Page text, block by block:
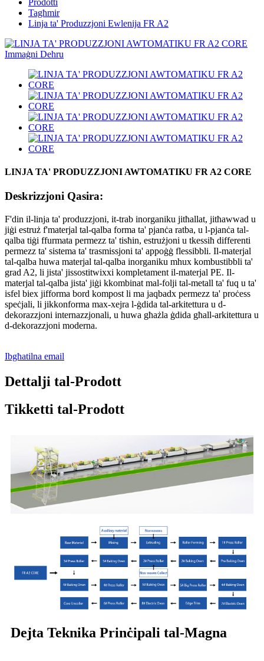
Tagħmir
Linja ta' Produzzjoni Ewlenija FR A2
LINJA TA' PRODUZZJONI AWTOMATIKU FR A2 CORE
Deskrizzjoni Qasira:
F'din il-linja ta' produzzjoni, it-trab inorganiku jitħallat, jitħawwad u
jiġi estruż f'materjal tal-qalba forma ta' pjanċa ratba, u l-pjanċa tal-
qalba tiġi ffurmata permezz ta' tisħin, estrużjoni u tkessiħ differenti
permezz ta' sistema ta' trasmissjoni ta' appoġġ flessibbli. Il-materjal
tal-qalba huwa materjal tal-qalba inorganiku mhux kombustibbli ta'
grad A2, li jista' jissostitwixxi kompletament il-materjal PE. Il-
materjal tal-qalba jista' jiġi kkombinat mal-folji tal-metall ta' fuq u ta'
isfel biex jifforma bord kompost li ma jaqbadx permezz ta' proċess
speċjali, li jikkonforma max-xejra l-ġdida tal-arkitettura u d-
dekorazzjoni internazzjonali, u huwa għażla ġdida għall-arkitettura u
d-dekorazzjoni moderna.
Ibgħatilna email
Dettalji tal-Prodott
Tikketti tal-Prodott
Dejta Teknika Prinċipali tal-Magna